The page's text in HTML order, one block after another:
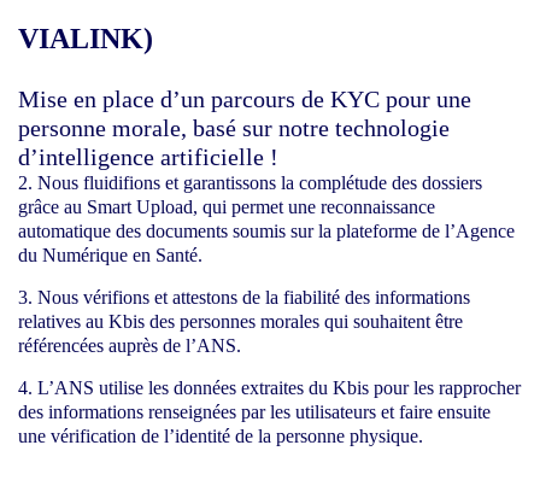
VIALINK)
Mise en place d’un parcours de KYC pour une
personne morale, basé sur notre technologie
d’intelligence artificielle !
Nous fluidifions et garantissons la complétude des dossiers
grâce au Smart Upload, qui permet une reconnaissance
automatique des documents soumis sur la plateforme de l’Agence
du Numérique en Santé.
Nous vérifions et attestons de la fiabilité des informations
relatives au Kbis des personnes morales qui souhaitent être
référencées auprès de l’ANS.
L’ANS utilise les données extraites du Kbis pour les rapprocher
des informations renseignées par les utilisateurs et faire ensuite
une vérification de l’identité de la personne physique.